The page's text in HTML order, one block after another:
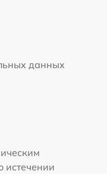
данных
истечении